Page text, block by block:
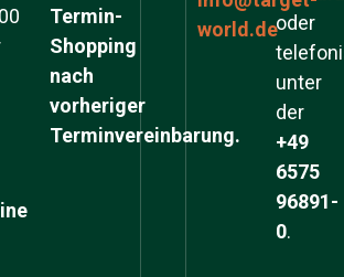
Termin-
Shopping
nach
vorheriger
Terminvereinbarung.
world.deoder
unter
der
+49
6575
96891-
0.